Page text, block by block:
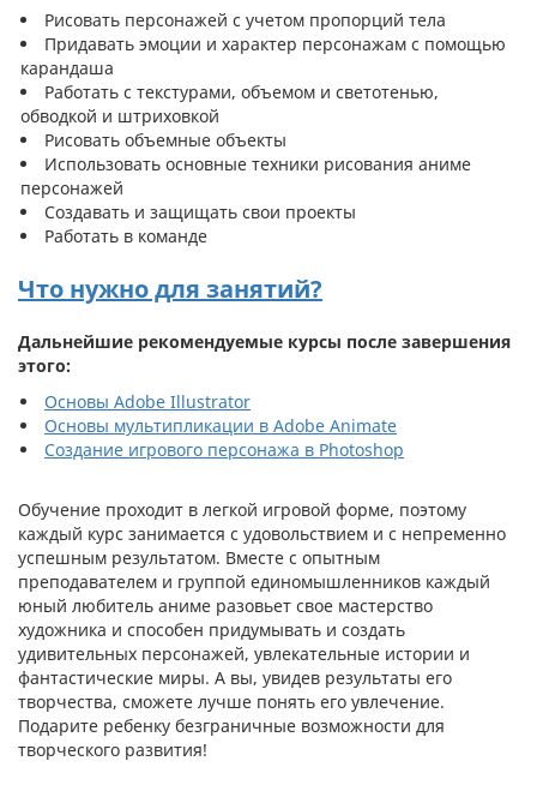
Рисовать персонажей с учетом пропорций тела
Придавать эмоции и характер персонажам с помощью
карандаша
Работать с текстурами, объемом и светотенью,
обводкой и штриховкой
Рисовать объемные объекты
Использовать основные техники рисования аниме
персонажей
Создавать и защищать свои проекты
Работать в команде
Что нужно для занятий?
Дальнейшие рекомендуемые курсы после завершения
этого:
Основы Adobe Illustrator
Основы мультипликации в Adobe Animate
Создание игрового персонажа в Photoshop
Обучение проходит в легкой игровой форме, поэтому
каждый курс занимается с удовольствием и с непременно
успешным результатом. Вместе с опытным
преподавателем и группой единомышленников каждый
юный любитель аниме разовьет свое мастерство
художника и способен придумывать и создать
удивительных персонажей, увлекательные истории и
фантастические миры. А вы, увидев результаты его
творчества, сможете лучше понять его увлечение.
Подарите ребенку безграничные возможности для
творческого развития!